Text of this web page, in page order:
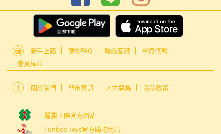
新手上路 購物FAQ 聯絡客服
會員條款
會員權益
關於我們 門市資訊 人才募集 隱私政策
麗嬰國際官方網站
Funbox Toys官方購物網站